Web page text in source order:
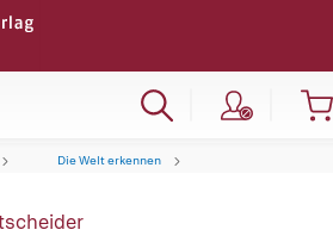
Die Welt erkennen